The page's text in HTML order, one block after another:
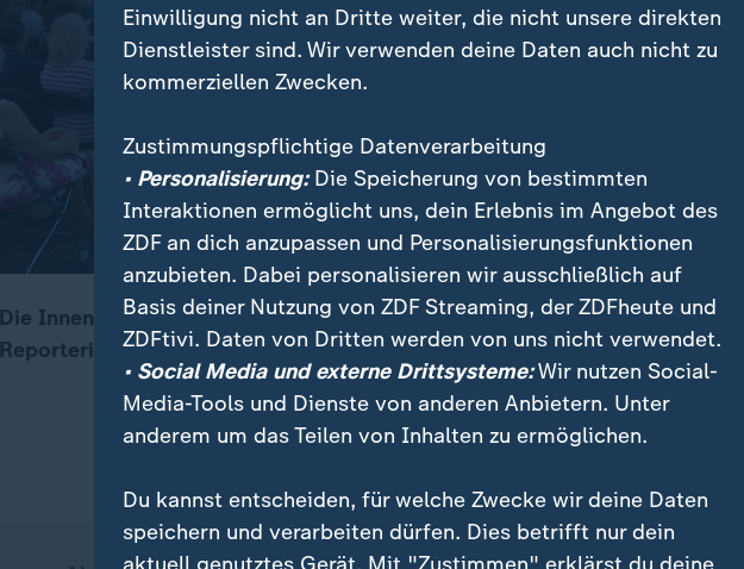
00:15 02:12
Die Innenstadt in Mainz ist eine der versiegelsten in Deutschland, sagt ZDF-
Reporterin Luisa Houben. Deshalb bleibe es auch nachts heiß.
Einwilligung nicht an Dritte weiter, die nicht unsere direkten
Dienstleister sind. Wir verwenden deine Daten auch nicht zu
kommerziellen Zwecken.
Zustimmungspflichtige Datenverarbeitung
• Personalisierung:Die Speicherung von bestimmten
Interaktionen ermöglicht uns, dein Erlebnis im Angebot des
ZDF an dich anzupassen und Personalisierungsfunktionen
anzubieten. Dabei personalisieren wir ausschließlich auf
Basis deiner Nutzung von ZDF Streaming, der ZDFheute und
ZDFtivi. Daten von Dritten werden von uns nicht verwendet.
• Social Media und externe Drittsysteme:Wir nutzen Social-
Media-Tools und Dienste von anderen Anbietern. Unter
anderem um das Teilen von Inhalten zu ermöglichen.
Du kannst entscheiden, für welche Zwecke wir deine Daten
speichern und verarbeiten dürfen. Dies betrifft nur dein